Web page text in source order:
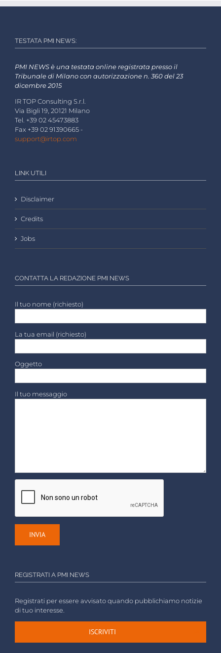
TESTATA PMI NEWS:
PMI NEWS è una testata online registrata presso il
Tribunale di Milano con autorizzazione n. 360 del 23
dicembre 2015
IR TOP Consulting S.r.l.
Via Bigli 19, 20121 Milano
Tel. +39 02 45473883
Fax +39 02 91390665 -
support@irtop.com
LINK UTILI
Disclaimer
Credits
Jobs
CONTATTA LA REDAZIONE PMI NEWS
Il tuo nome (richiesto)
La tua email (richiesto)
Oggetto
Il tuo messaggio
REGISTRATI A PMI NEWS
Registrati per essere avvisato quando pubblichiamo notizie
di tuo interesse.
ISCRIVITI